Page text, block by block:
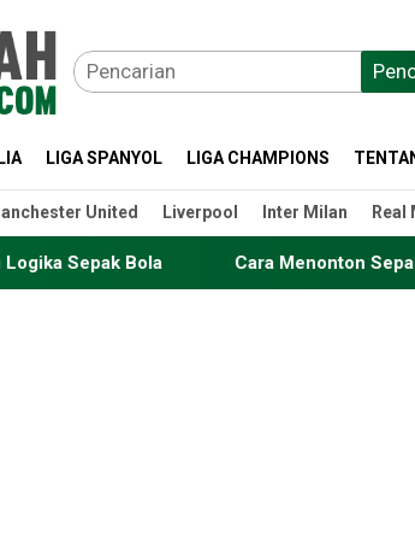
LIGA SPANYOL LIGA CHAMPIONS
United Liverpool Inter Milan Real
Cara Menonton Sepak Bola di Era